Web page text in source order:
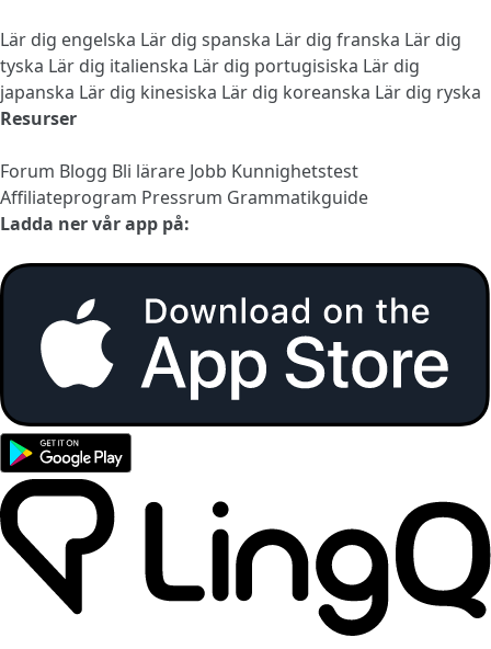
Lär dig engelska Lär dig spanska Lär dig franska Lär dig
tyska Lär dig italienska Lär dig portugisiska Lär dig
japanska Lär dig kinesiska Lär dig koreanska Lär dig ryska
Resurser
Forum Blogg Bli lärare Jobb Kunnighetstest
Affiliateprogram Pressrum Grammatikguide
Ladda ner vår app på: